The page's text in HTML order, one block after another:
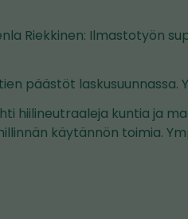
Riekkinen: Ilmastotyön
päästöt laskusuunnassa.
hiilineutraaleja kuntia ja
käytännön toimia.